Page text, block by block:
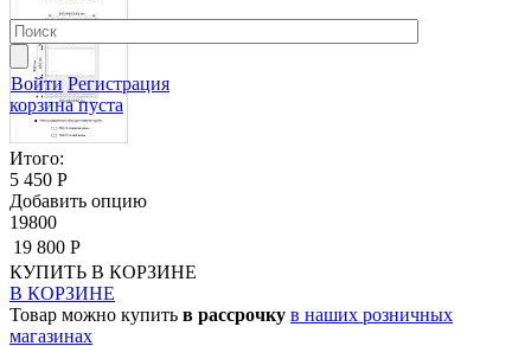
Войти Регистрация
корзина пуста
Итого:
5 450 Р
Добавить опцию
19800
19 800 Р
КУПИТЬ В КОРЗИНЕ
В КОРЗИНЕ
Товар можно купить в рассрочку в наших розничных
магазинах